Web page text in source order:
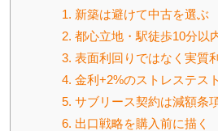
1. 新築は避けて中古を選ぶ
2. 都心立地・駅徒歩10分以
3. 表面利回りではなく実質
4. 金利+2%のストレステスト
5. サブリース契約は減額条
6. 出口戦略を購入前に描く